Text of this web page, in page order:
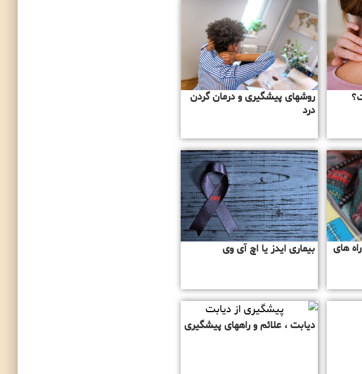
روشهای پیشگیری و درمان گردن
درد
بیماری ایدز یا اچ آی وی
های
دیابت ، علائم و راههای پیشگیری